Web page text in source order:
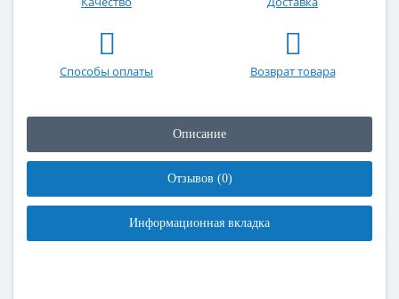
Способы оплаты Возврат товара
Описание
Отзывов (0)
Информационная вкладка